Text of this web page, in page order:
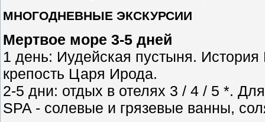
МНОГОДНЕВНЫЕ ЭКСКУРСИИ
Мертвое море 3-5 дней
1 день: Иудейская пустыня.
крепость Царя Ирода.
2-5 дни: отдых в отелях 3 / 4 / 5 *.
SPA - солевые и грязевые ванны,